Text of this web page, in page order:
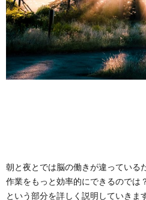
朝と夜とでは脳の働きが違っている
作業をもっと効率的にできるのでは
という部分を詳しく説明していきます